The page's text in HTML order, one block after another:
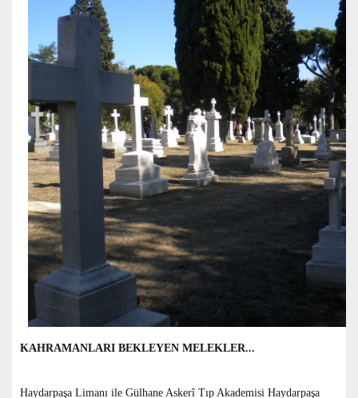
KAHRAMANLARI BEKLEYEN MELEKLER...
Haydarpaşa Limanı ile Gülhane Askerî Tıp Akademisi Haydarpaşa